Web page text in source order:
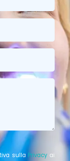
sulla Privacyai